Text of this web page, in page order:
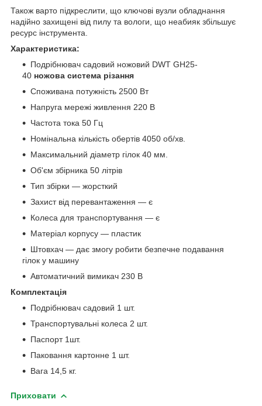
Також варто підкреслити, що ключові вузли обладнання
надійно захищені від пилу та вологи, що неабияк збільшує
ресурс інструмента.
Характеристика:
Подрібнювач садовий ножовий DWT GH25-
40 ножова система різання
Споживана потужність 2500 Вт
Напруга мережі живлення 220 В
Частота тока 50 Гц
Номінальна кількість обертів 4050 об/хв.
Максимальний діаметр гілок 40 мм.
Об'єм збірника 50 літрів
Тип збірки — жорсткий
Захист від перевантаження — є
Колеса для транспортування — є
Матеріал корпусу — пластик
Штовхач — дає змогу робити безпечне подавання
гілок у машину
Автоматичний вимикач 230 В
Комплектація
Подрібнювач садовий 1 шт.
Транспортувальні колеса 2 шт.
Паспорт 1шт.
Паковання картонне 1 шт.
Вага 14,5 кг.
Приховати